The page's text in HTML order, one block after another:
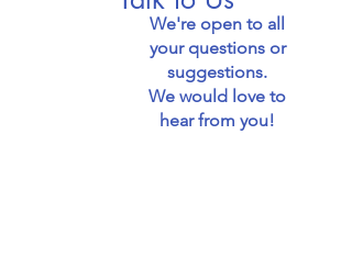
We're open to all
your questions or
suggestions.
We would love to
hear from you!